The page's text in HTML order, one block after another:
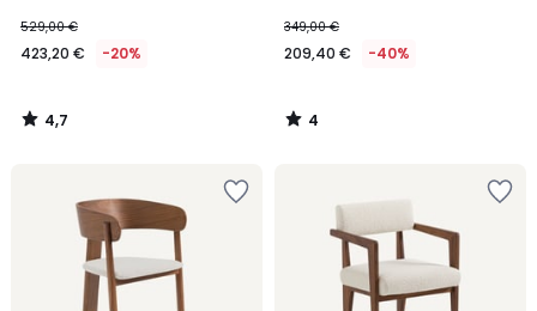
529,00 €
423,20 € -20%
4,7
/
349,00 €
209,40 € -40%
4
/